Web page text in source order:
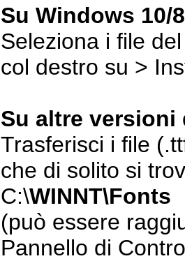
Su Windows 10/
Seleziona i file
col destro su >
Su altre versioni
Trasferisci i file
che di solito si
C:\WINNT\Fonts
(può essere
Pannello di